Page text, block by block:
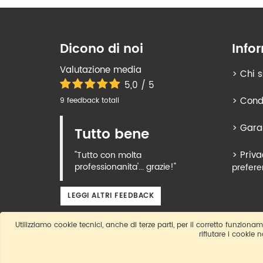
Dicono di noi
Valutazione media
5,0 / 5
9 feedback totali
Tutto bene
"Tutto con molta
professionanita'... grazie!"
LEGGI ALTRI FEEDBACK
> Chi
>
>
>
Utilizziamo cookie tecnici, anche di terze parti, per il corretto
rifiutare i cookie